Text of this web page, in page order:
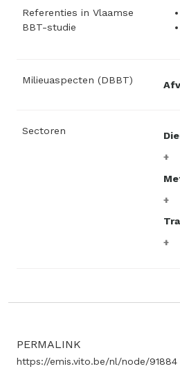
Referenties in Vlaamse
BBT-studie
Milieuaspecten (DBBT)
Sectoren
PERMALINK
https://emis.vito.be/nl/node/91884